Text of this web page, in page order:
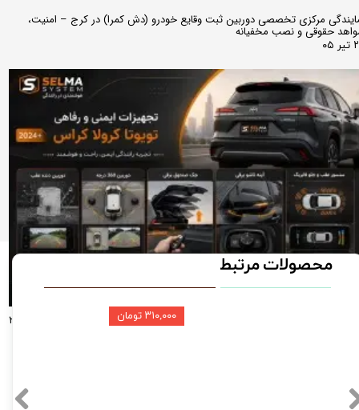
مرکزی تخصصی دوربین ثبت وقایع خودرو (دش کمرا) در کرج – امنیت،
حقوقی و نصب مخفیانه
راهنمای جامع آپشن‌های تخصصی تویوتا کرولا کراس لوین راو4(مدل‌های ۲۰۲۴، ۲۰۲۵
دوربین ۳۶۰ درجه خودرو؛ چشمی باز برای ایمنی و آرامش شما | سلما سیستم، مرکز
فروش نصب و تعمیرات در کرج و تهران
محصولات مرتبط
۳۱۰,۰۰۰ تومان